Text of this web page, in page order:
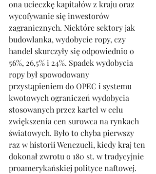
ona ucieczkę kapitałów z kraju oraz
wycofywanie się inwestorów
zagranicznych. Niektóre sektory jak
budowlanka, wydobycie ropy, czy
handel skurczyły się odpowiednio o
56%, 26,5% i 24%. Spadek wydobycia
ropy był spowodowany
przystąpieniem do OPEC i systemu
kwotowych ograniczeń wydobycia
stosowanych przez kartel w celu
zwiększenia cen surowca na rynkach
światowych. Było to chyba pierwszy
raz w historii Wenezueli, kiedy kraj ten
dokonał zwrotu o 180 st. w tradycyjnie
proamerykańskiej polityce naftowej.